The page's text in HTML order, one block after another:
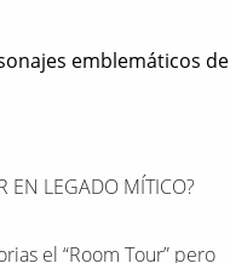
emblemáticos de
EN LEGADO MÍTICO?
el “Room Tour” pero